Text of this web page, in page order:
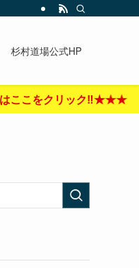
杉村道場公式HP
‼︎★★★